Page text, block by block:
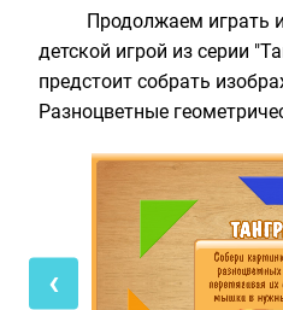
Продолжаем играть
детской игрой из серии
предстоит собрать
Разноцветные
чтобы вся его область
в то же самое время ни
танграма не должен
обозначенного контура.
кусочек не в то место - не
‹